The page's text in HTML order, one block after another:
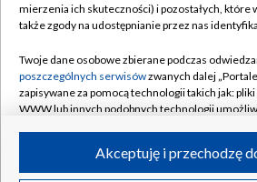
Naziemna Telewizja Cyfrowa
Rada Programowa
System NOS
Informacje o nadawcy
Program dla prasy
Pomoc
Kontakt
Kanały
mierzenia ich skuteczności) i pozostałych, które
także zgody na udostępnianie przez nas
Twoje dane osobowe zbierane podczas
poszczególnych serwisówzwanych dalej
zapisywane za pomocą technologii takich jak:
WWW lub innych podobnych technologii
ruchu w Internecie.Akceptuję i przechodzę